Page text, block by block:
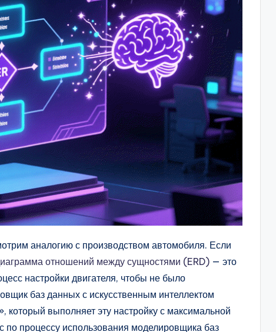
аналогию с производством автомобиля. Если
отношений между сущностями (ERD) — это
настройки двигателя, чтобы не было
баз данных с искусственным интеллектом
который выполняет эту настройку с максимальной
процессу использования моделировщика баз